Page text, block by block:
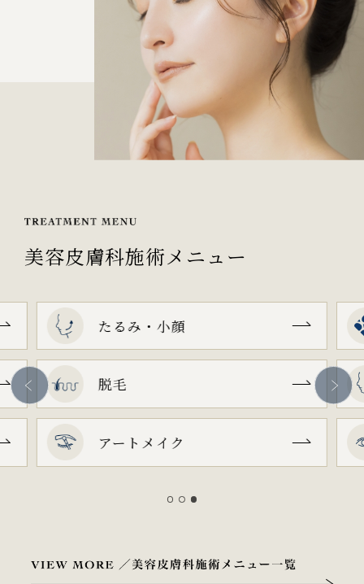
美容皮膚科施術メニュー
たるみ・小顔
脱毛
アートメイク